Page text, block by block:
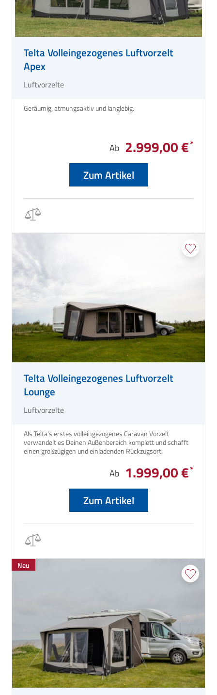
Telta Volleingezogenes Luftvorzelt
Apex
Luftvorzelte
Ab 2.999,00 €
Zum Artikel
Telta Volleingezogenes Luftvorzelt
Lounge
Luftvorzelte
Als Telta's erstes volleingezogenes Caravan Vorzelt
verwandelt es Deinen Außenbereich komplett und schafft
Ab 1.999,00 €
Zum Artikel
Neu